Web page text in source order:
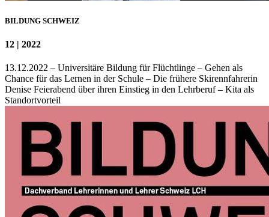
BILDUNG SCHWEIZ
12 | 2022
13.12.2022 – Universitäre Bildung für Flüchtlinge – Gehen als
Chance für das Lernen in der Schule – Die frühere Skirennfahrerin
Denise Feierabend über ihren Einstieg in den Lehrberuf – Kita als
Standortvorteil